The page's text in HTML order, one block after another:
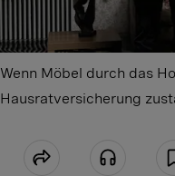
Wenn Möbel durch das
Hausratversicherung